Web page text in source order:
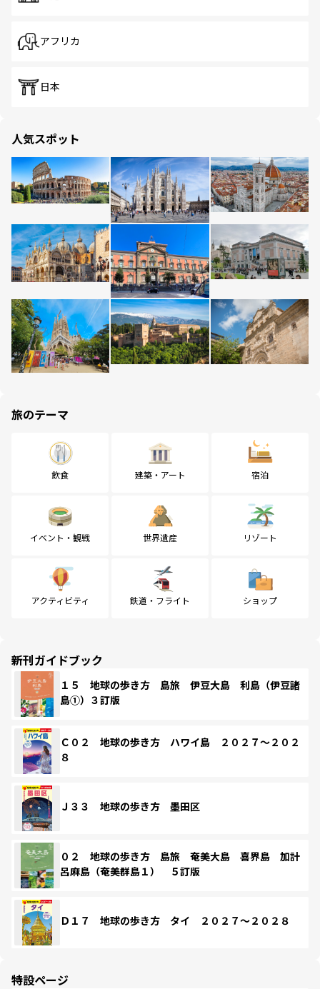
アフリカ
日本
人気スポット
旅のテーマ
飲食 建築・アート 宿泊
イベント・観戦 世界遺産 リゾート
アクティビティ 鉄道・フライト ショップ
新刊ガイドブック
１５ 地球の歩き方 島旅 伊豆大島 利島（伊豆諸
島①）３訂版
Ｃ０２ 地球の歩き方 ハワイ島 ２０２７～２０２
８
Ｊ３３ 地球の歩き方 墨田区
０２ 地球の歩き方 島旅 奄美大島 喜界島 加計
呂麻島（奄美群島１） ５訂版
Ｄ１７ 地球の歩き方 タイ ２０２７～２０２８
特設ページ